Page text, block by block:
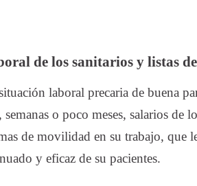
de los sanitarios y listas
laboral precaria de buena
o poco meses, salarios de
de movilidad en su trabajo, que
y eficaz de su pacientes.